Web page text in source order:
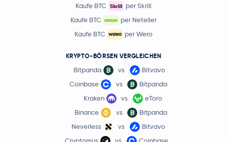
Kaufe BTC
per Skrill
Kaufe BTC
per Neteller
Kaufe BTC
per Wero
KRYPTO-BÖRSEN VERGLEICHEN
Bitpanda vs
Bitvavo
Coinbase
vs
Bitpanda
Kraken
vs
eToro
Binance
vs
Bitpanda
Neverless
vs
Bitvavo